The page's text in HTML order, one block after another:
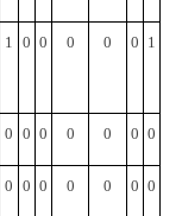
1 0 0 0 0 0 1
0 0 0 0 0 0 0
0 0 0 0 0 0 0